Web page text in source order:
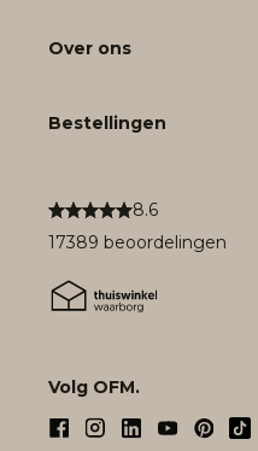
8.6
17389 beoordelingen
Volg OFM.
Over ons
Bestellingen